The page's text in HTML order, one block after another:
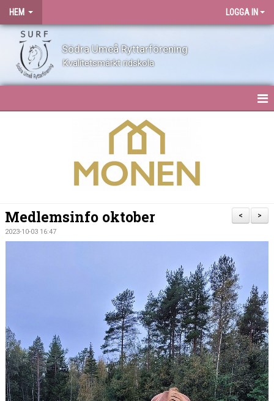
HEM LOGGA IN
Södra Umeå Ryttarförening
Kvalitetsmärkt ridskola
ANLÄGGNING
PROVISIONSFÖRSÄLJNING
FRAMSTEG
BOTNIA HÄSTKLINIK
>
<
Medlemsinfo oktober
2023-10-03 16:47